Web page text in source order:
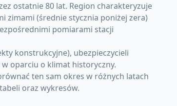
ostatnie 80 lat. Region charakteryzuje
zimami (średnie stycznia poniżej zera)
pomiarami stacji
konstrukcyjne), ubezpieczycieli
oparciu o klimat historyczny.
ten sam okres w różnych latach
oraz wykresów.